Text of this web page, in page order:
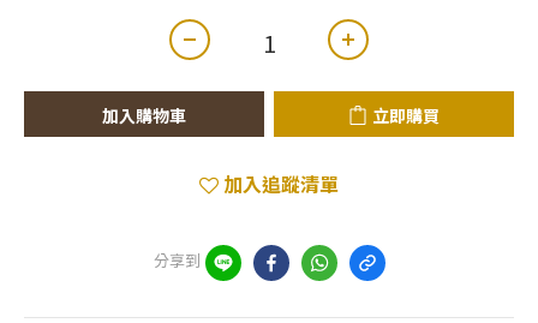
加入購物車 立即購買
加入追蹤清單
分享到